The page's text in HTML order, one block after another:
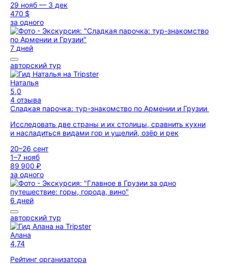
29 нояб — 3 дек
470 $
за одного
7 дней
авторский тур
Наталья
5,0
4 отзыва
Сладкая парочка: тур-знакомство по Армении и Грузии
Исследовать две страны и их столицы, сравнить кухни
и насладиться видами гор и ущелий, озёр и рек
20–26 сент
1–7 нояб
89 900 ₽
за одного
6 дней
авторский тур
Алана
4,74
Рейтинг организатора